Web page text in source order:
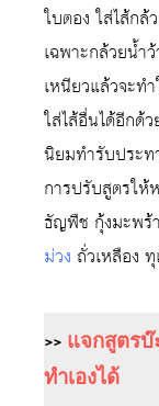
ใบตอง ใส่ไส้ก
เฉพาะกล้วยน้ำ
เหนียวแล้วจะท
ใส่ไส้อื่นได้อีกด้
นิยมทำรับประ
การปรับสูตรให้
ธัญพืช กุ้งมะพร้
ม่วง ถั่วเหลือง
>> แจกสูตรบ๊
ทำเองได้